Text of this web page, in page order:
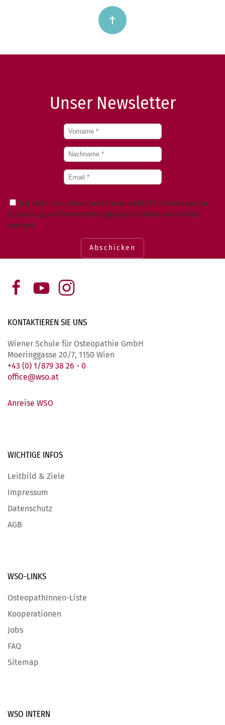
Unser Newsletter
Ich stimme zu, dass mein Name und E-Mail-Adresse zur
Zusendung von Newslettern gespeichert und verarbeitet
werden!
Abschicken
KONTAKTIEREN SIE UNS
Wiener Schule für Osteopathie GmbH
Moeringgasse 20/7, 1150 Wien
+43 (0) 1/879 38 26 - 0
office@wso.at
Anreise WSO
WICHTIGE INFOS
Leitbild & Ziele
Impressum
Datenschutz
AGB
WSO-LINKS
OsteopathInnen-Liste
Kooperationen
Jobs
FAQ
Sitemap
WSO INTERN